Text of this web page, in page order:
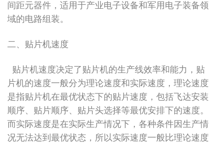
间距元器件，适用于产业电子设备和军用电子装备领
域的电路组装。
二、贴片机速度
贴片机速度决定了贴片机的生产线效率和能力，贴
片机的速度一般分为理论速度和实际速度，理论速度
是指贴片机在最优状态下的贴片速度，包括飞达安装
顺序、贴片顺序、贴片头选择等最优安排下的速度。
而实际速度是在实际生产情况下，各种条件因生产情
况无法达到最优状态，所以实际速度一般比理论速度